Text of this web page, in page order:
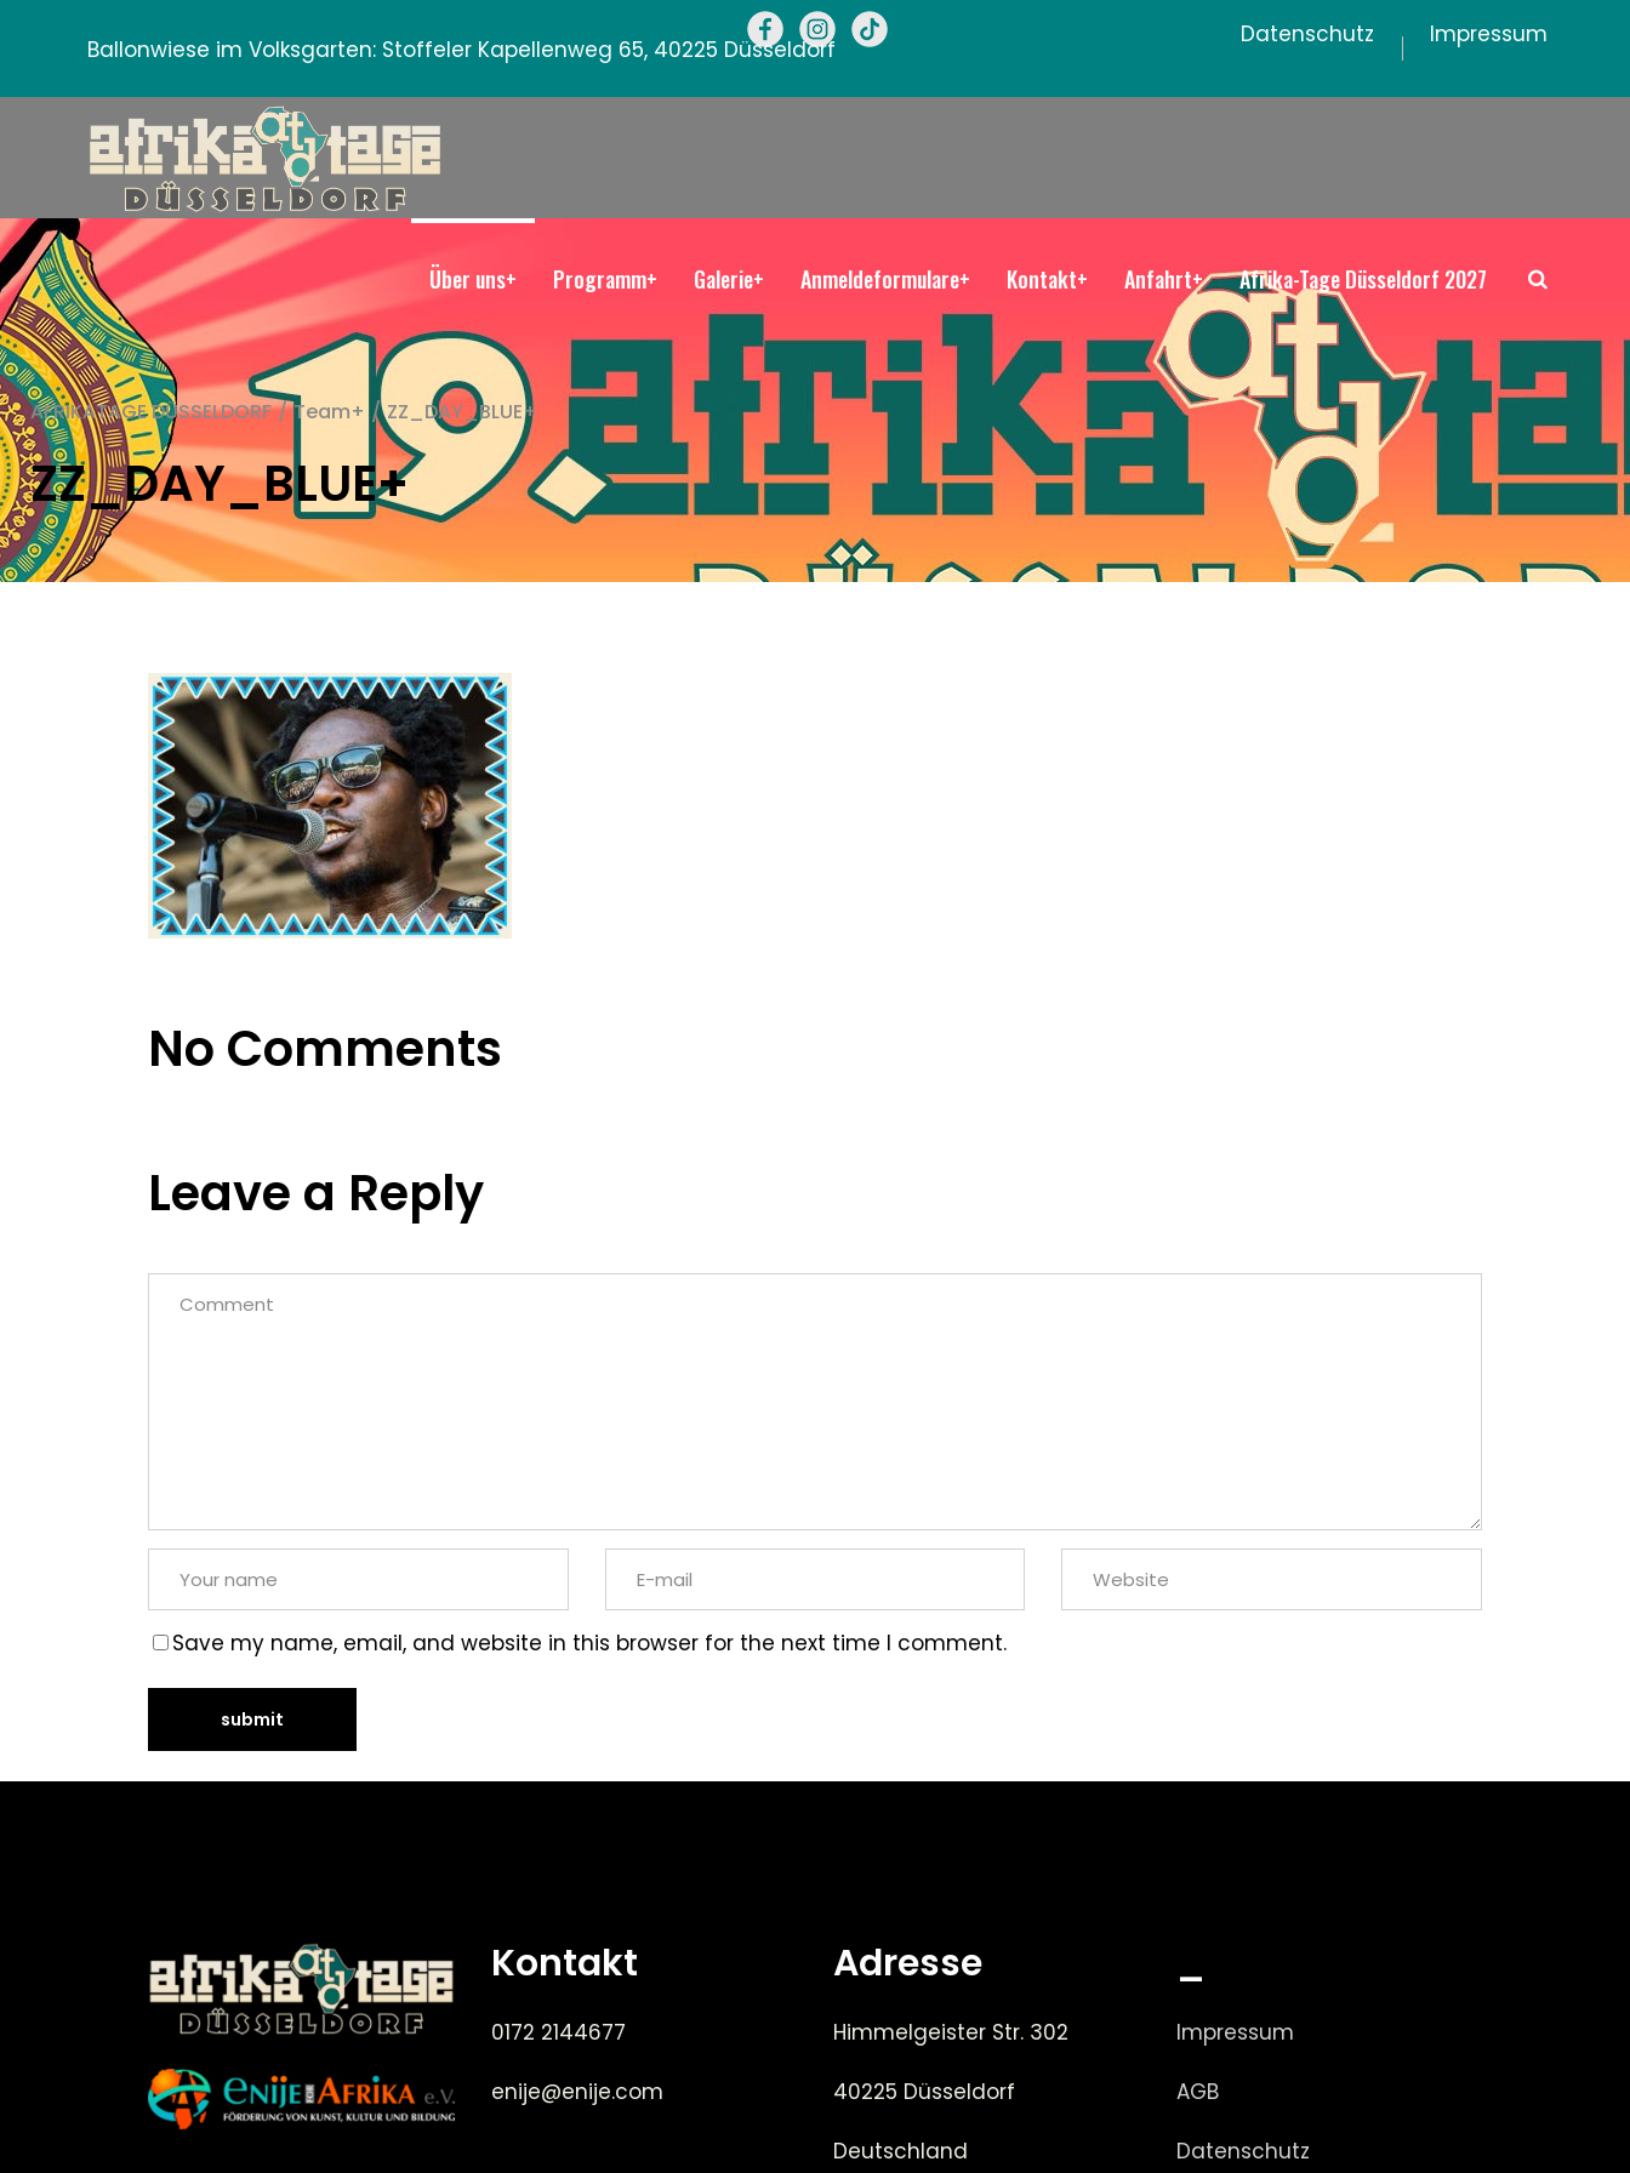
Ballonwiese im Volksgarten: Stoffeler Kapellenweg 65, 40225 Düsseldorf
Datenschutz Impressum
Über uns+ Programm+ Galerie+ Anmeldeformulare+ Kontakt+ Anfahrt+ Afrika-Tage Düsseldorf 2027
AFRIKATAGE DÜSSELDORF / Team+ / ZZ_DAY_BLUE+
ZZ_DAY_BLUE+
No Comments
Leave a Reply
Save my name, email, and website in this browser for the next time I comment.
Kontakt
0172 2144677
enije@enije.com
Adresse
Himmelgeister Str. 302
40225 Düsseldorf
Deutschland
_
Impressum
AGB
Datenschutz